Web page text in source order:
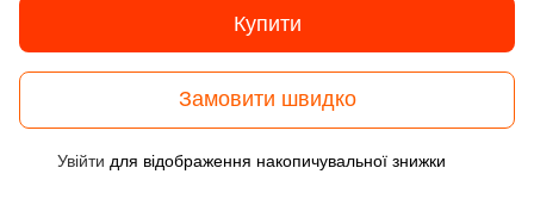
Купити
Замовити швидко
Увійти для відображення накопичувальної знижки